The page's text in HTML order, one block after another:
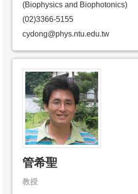
(Biophysics and Biophotonics)
(02)3366-5155
cydong@phys.ntu.edu.tw
管希聖
教授